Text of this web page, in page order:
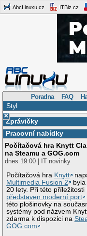
AbcLinuxu.cz ITBiz.cz
Poradna FAQ
Styl
×
Zprávičky
Pracovní nabídky
Počítačová hra Knytt
na Steamu a GOG.com
dnes 19:00 | IT novinky
Počítačová hra Knytt
Multimedia Fusion 2
20 lety. Při této příležitosti
představen moderní port
této plošinovky na
systémy pod názvem
zdarma k dispozici na
GOG.com